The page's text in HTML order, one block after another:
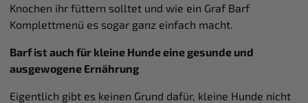
Knochen ihr füttern solltet und wie ein Graf Barf
Komplettmenü es sogar ganz einfach macht.
Barf ist auch für kleine Hunde eine gesunde und
ausgewogene Ernährung
Eigentlich gibt es keinen Grund dafür, kleine Hunde nicht